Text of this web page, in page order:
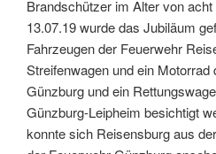
Brandschützer im Alter von
13.07.19 wurde das Jubiläum
Fahrzeugen der Feuerwehr
Streifenwagen und ein Motorrad
Günzburg und ein
Günzburg-Leipheim besichtigt
konnte sich Reisensburg aus